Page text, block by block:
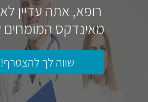
רופא, אתה עדיין
מאינדקס המומחים
שווה לך להצטרף!